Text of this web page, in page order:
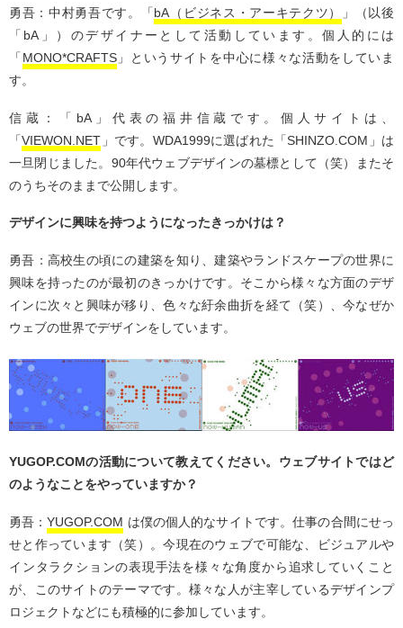
勇吾：中村勇吾です。「bA（ビジネス・アーキテクツ）
」（以後
「bA」）のデザイナーとして活動しています。個人的には
「 MONO*CRAFTS」というサイトを中心に様々な活動をしていま
す。
信蔵：「bA」代表の福井信蔵です。個人サイトは、
「VIEWON.NET 」です。WDA1999に選ばれた「SHINZO.COM」は
一旦閉じました。90年代ウェブデザインの墓標として（笑）またそ
のうちそのままで公開します。
デザインに興味を持つようになったきっかけは？
勇吾：高校生の頃にの建築を知り、建築やランドスケープの世界に
興味を持ったのが最初のきっかけです。そこから様々な方面のデザ
インに次々と興味が移り、色々な紆余曲折を経て（笑）、今なぜか
ウェブの世界でデザインをしています。
YUGOP.COMの活動について教えてください。ウェブサイトではど
のようなことをやっていますか？
勇吾：YUGOP.COM は僕の個人的なサイトです。仕事の合間にせっ
せと作っています（笑）。今現在のウェブで可能な、ビジュアルや
インタラクションの表現手法を様々な角度から追求していくこと
が、このサイトのテーマです。様々な人が主宰しているデザインプ
ロジェクトなどにも積極的に参加しています。